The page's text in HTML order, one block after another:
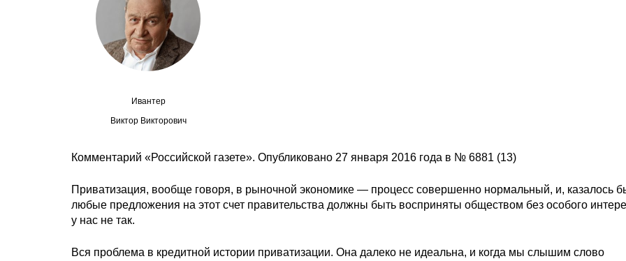
Ивантер
Виктор Викторович
Комментарий «Российской газете». Опубликовано 27 января 2016 года в № 6881 (13)
Приватизация, вообще говоря, в рыночной экономике — процесс совершенно нормальный, и, казалось
любые предложения на этот счет правительства должны быть восприняты обществом без особого
у нас не так.
Вся проблема в кредитной истории приватизации. Она далеко не идеальна, и когда мы слышим слово